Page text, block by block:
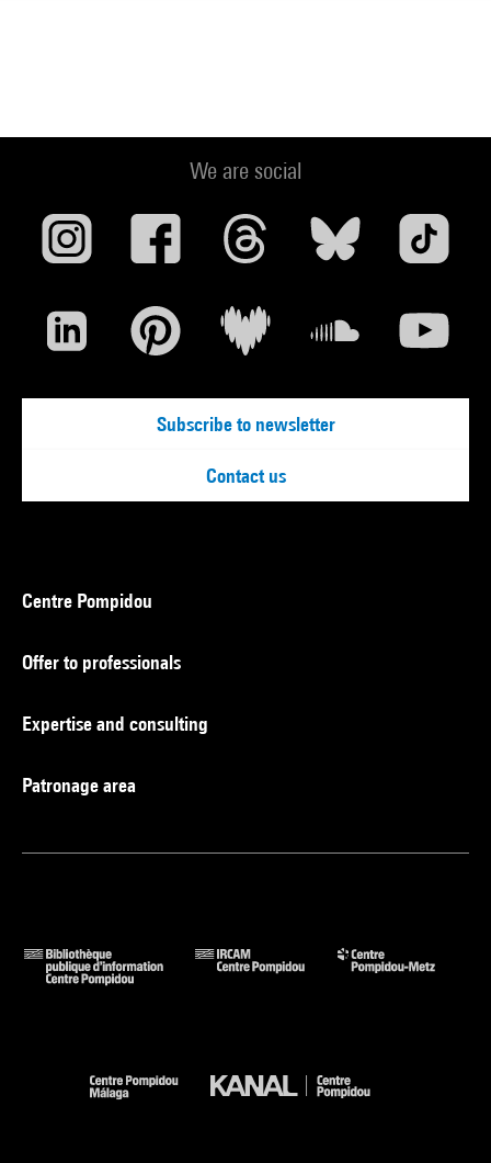
We are social
Subscribe to newsletter
Contact us
Centre Pompidou
Offer to professionals
Expertise and consulting
Patronage area